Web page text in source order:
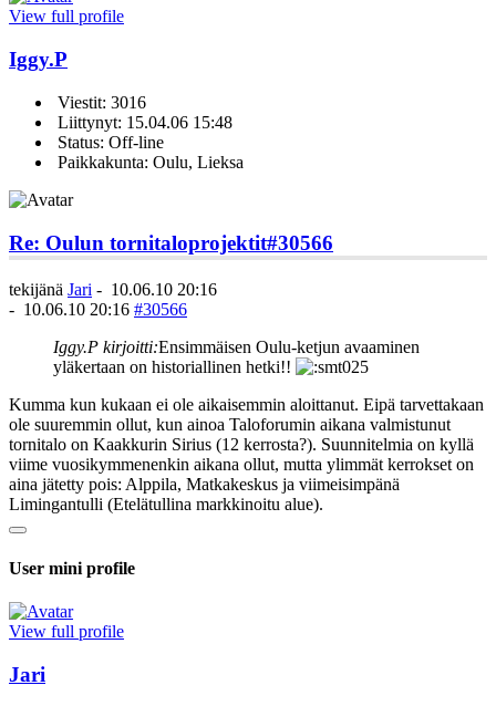
View full profile
Iggy.P
Viestit: 3016
Liittynyt: 15.04.06 15:48
Status: Off-line
Paikkakunta: Oulu, Lieksa
Re: Oulun tornitaloprojektit#30566
tekijänä Jari - 10.06.10 20:16
- 10.06.10 20:16 #30566
Iggy.P kirjoitti:Ensimmäisen Oulu-ketjun avaaminen
yläkertaan on historiallinen hetki!!
Kumma kun kukaan ei ole aikaisemmin aloittanut. Eipä tarvettakaan
ole suuremmin ollut, kun ainoa Taloforumin aikana valmistunut
tornitalo on Kaakkurin Sirius (12 kerrosta?). Suunnitelmia on kyllä
viime vuosikymmenenkin aikana ollut, mutta ylimmät kerrokset on
aina jätetty pois: Alppila, Matkakeskus ja viimeisimpänä
Limingantulli (Etelätullina markkinoitu alue).
User mini profile
View full profile
Jari